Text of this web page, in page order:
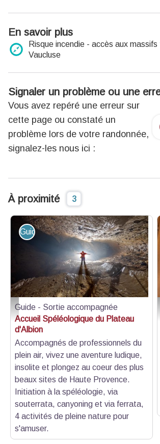
En savoir plus
Risque incendie - accès aux
Vaucluse
Signaler un problème ou une
Vous avez repéré une erreur sur
cette page ou constaté un
problème lors de votre randonnée,
signalez-les nous ici :
À proximité 3
ASPA
Guide - Sortie accompagnée
Guide - Sortie accompagnée
Accueil Spéléologique du Plateau
d'Albion
Accompagnés de professionnels du
plein air, vivez une aventure ludique,
insolite et plongez au coeur des plus
beaux sites de Haute Provence.
Initiation à la spéléologie, via
souterrata, canyoning et via ferrata,
4 activités de pleine nature pour
s'amuser.